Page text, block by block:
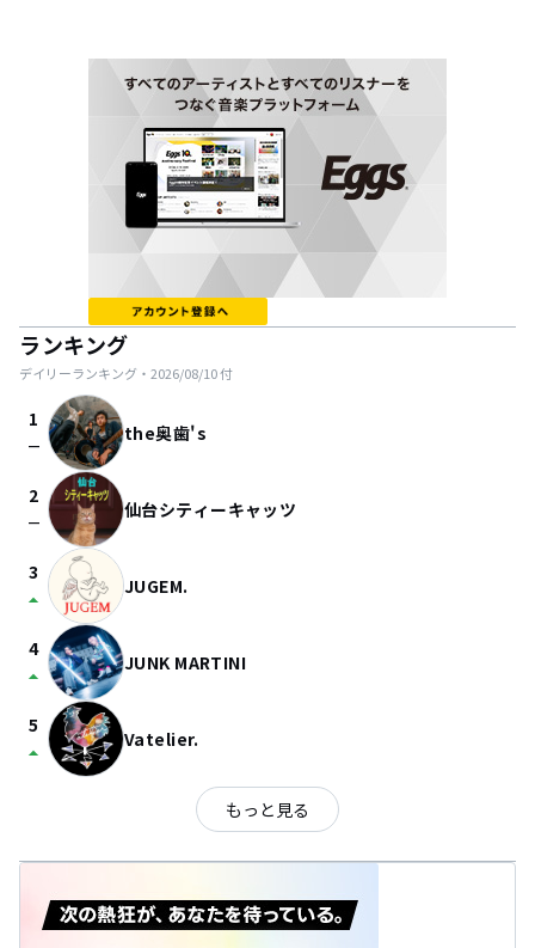
ランキング
デイリーランキング・ 2026/08/10付
1
check_indeterminate_small the奥歯's
2
check_indeterminate_small 仙台シティーキャッツ
3
arrow_drop_up JUGEM.
4
arrow_drop_up JUNK MARTINI
5
arrow_drop_up Vatelier.
もっと見る